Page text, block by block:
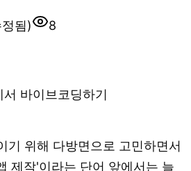
됨)
8
바이브코딩하기
기 위해 다방면으로 고민하면서
제작'이라는 단어 앞에서는 늘